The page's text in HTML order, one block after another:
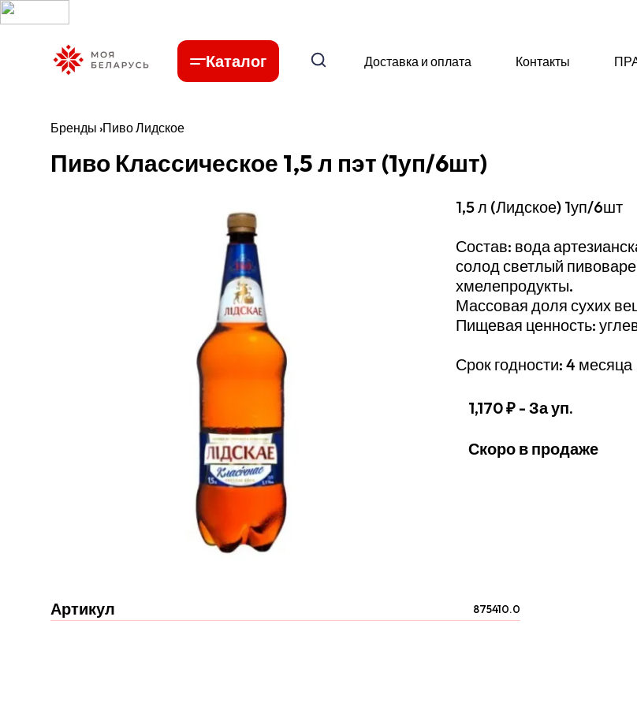
Каталог Доставка и оплата Контакты
Бренды ›Пиво Лидское
Пиво Классическое 1,5 л пэт (1уп/6шт)
1,5 л (Лидское) 1уп/6шт
Состав: вода
солод светлый
хмелепродукты.
Массовая доля сухих
Пищевая ценность:
Срок годности: 4 месяца
1,170 ₽ - За уп.
Скоро в продаже
Артикул 875410.0